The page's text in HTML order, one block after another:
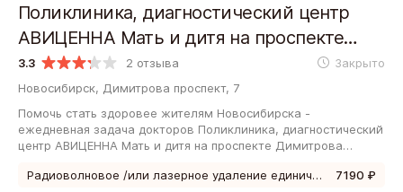
3.3 2 отзыва Закрыто
Поликлиника, диагностический центр
АВИЦЕННА Мать и дитя на проспекте
Димитрова
Новосибирск, Димитрова проспект, 7
Помочь стать здоровее жителям Новосибирска -
ежедневная задача докторов Поликлиника, диагностический
центр АВИЦЕННА Мать и дитя на проспекте Димитрова
Радиоволновое /или лазерное удаление единичных (до 3-х ед.) кондилом /или папиллом 7190 ₽